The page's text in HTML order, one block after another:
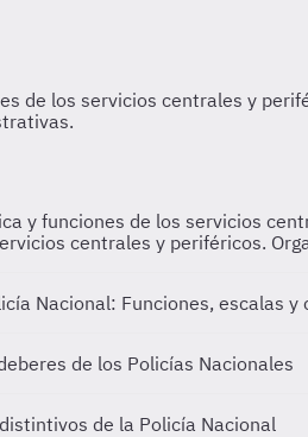
y funciones de los servicios
centrales y periféricos.
Nacional: Funciones, escalas y
de los Policías Nacionales
de la Policía Nacional